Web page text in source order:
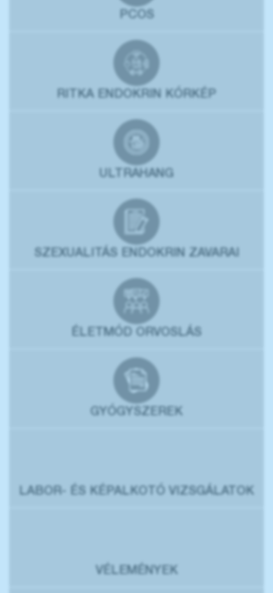
PCOS
RITKA ENDOKRIN KÓRKÉP
ULTRAHANG
SZEXUALITÁS ENDOKRIN ZAVARAI
ÉLETMÓD ORVOSLÁS
GYÓGYSZEREK
LABOR- ÉS KÉPALKOTÓ VIZSGÁLATOK
VÉLEMÉNYEK